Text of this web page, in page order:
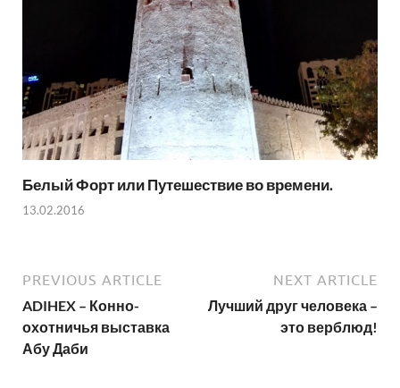
Белый Форт или Путешествие во времени.
13.02.2016
PREVIOUS ARTICLE
ADIHEX – Конно-
охотничья выставка
Абу Даби
NEXT ARTICLE
Лучший друг человека –
это верблюд!